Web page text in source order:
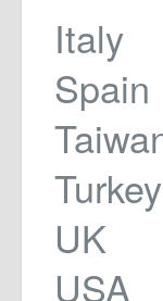
Italy
Spain
Turkey
UK
USA